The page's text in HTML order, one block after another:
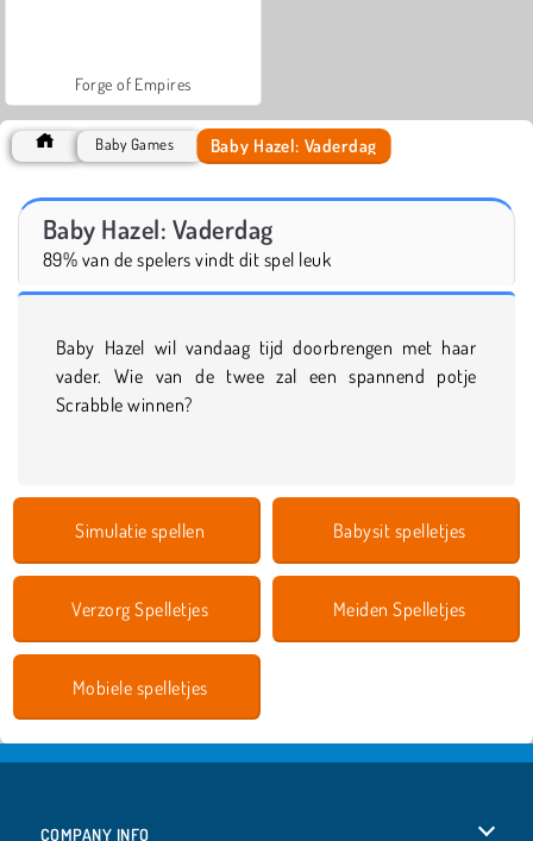
Forge of Empires
Baby Games Baby Hazel: Vaderdag
Baby Hazel: Vaderdag
89% van de spelers vindt dit spel leuk
Baby Hazel wil vandaag tijd doorbrengen met haar
vader. Wie van de twee zal een spannend potje
Scrabble winnen?
Simulatie spellen Babysit spelletjes
Verzorg Spelletjes Meiden Spelletjes
Mobiele spelletjes
COMPANY INFO